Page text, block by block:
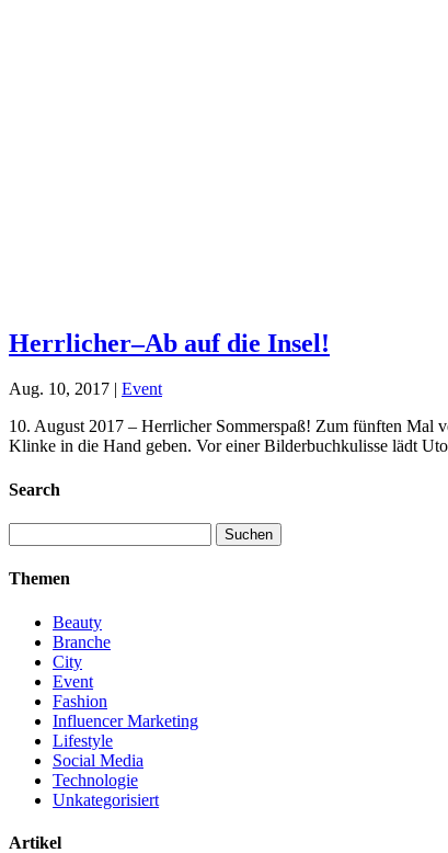
Herrlicher–Ab auf die Insel!
Aug. 10, 2017 | Event
10. August 2017 – Herrlicher Sommerspaß! Zum fünften Mal
Klinke in die Hand geben. Vor einer Bilderbuchkulisse lädt
Search
nach:
Themen
Beauty
Branche
City
Event
Fashion
Influencer Marketing
Lifestyle
Social Media
Technologie
Unkategorisiert
Artikel